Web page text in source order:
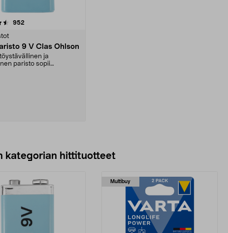
952
9 V Clas Ohlson
ja
paristo sopii
kategorian hittituotteet
Multibuy